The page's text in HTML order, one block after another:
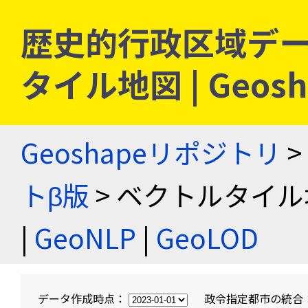
歴史的行政区域デ
タイル地図 |
Geoshapeリポジトリ >
トβ版 > ベクトルタイ
| GeoNLP | GeoLOD
データ作成時点： 政令指定都市の統